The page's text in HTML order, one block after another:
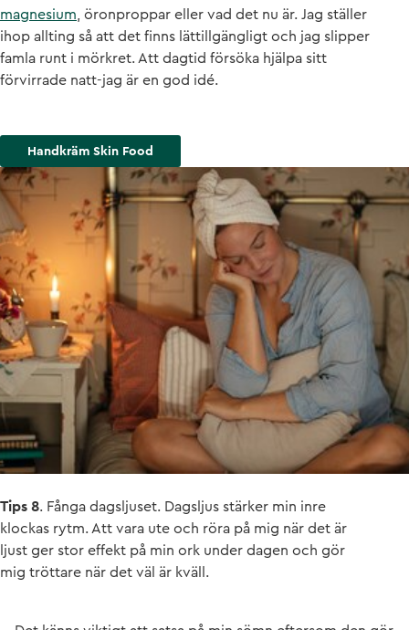
magnesium , öronproppar eller vad det nu är. Jag ställer
ihop allting så att det finns lättillgängligt och jag slipper
famla runt i mörkret. Att dagtid försöka hjälpa sitt
förvirrade natt-jag är en god idé.
Handkräm Skin Food
Tips 8. Fånga dagsljuset. Dagsljus stärker min inre
klockas rytm. Att vara ute och röra på mig när det är
ljust ger stor effekt på min ork under dagen och gör
mig tröttare när det väl är kväll.